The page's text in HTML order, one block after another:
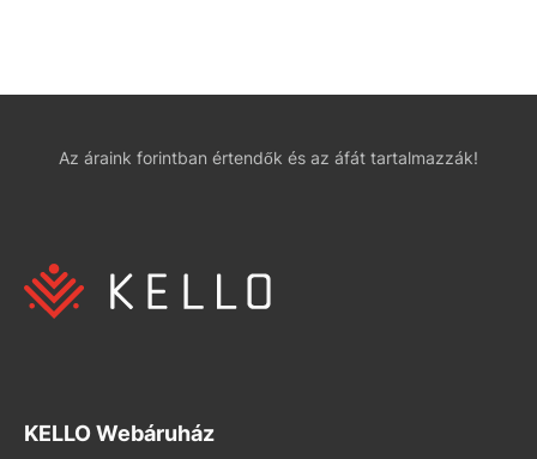
Az áraink forintban értendők és az áfát tartalmazzák!
KELLO Webáruház